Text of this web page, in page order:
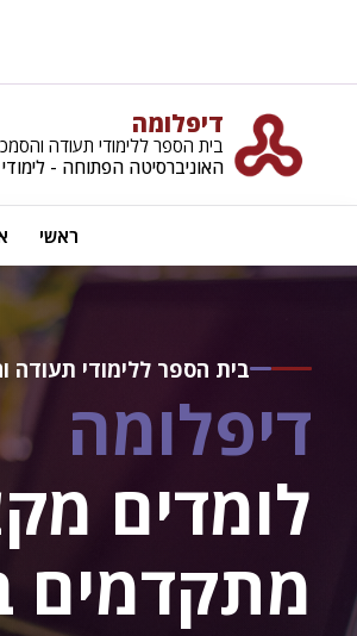
דיפלומה
בית הספר ללימודי תעודה
האוניברסיטה הפתוחה -
ראשי
בית הספר ללימודי תעודה
דיפלומה
לומדים
מתקדמים